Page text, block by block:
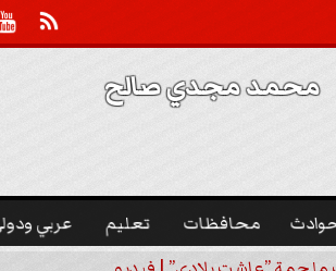

محمد مجدي صالح
محافظات تعليم عربي